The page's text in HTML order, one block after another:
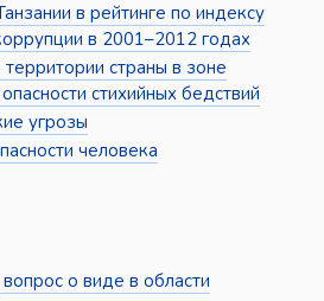
в рейтинге по индексу
в 2001–2012 годах
страны в зоне
стихийных бедствий
угрозы
человека
о виде в области